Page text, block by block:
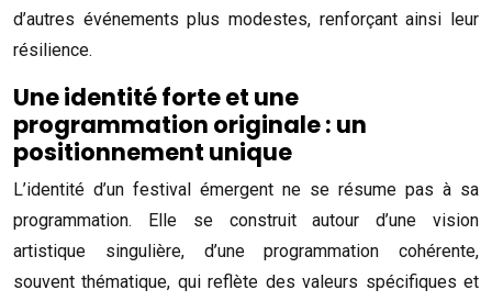
d’autres événements plus modestes, renforçant ainsi leur
résilience.
Une identité forte et une
programmation originale : un
positionnement unique
L’identité d’un festival émergent ne se résume pas à sa
programmation. Elle se construit autour d’une vision
artistique singulière, d’une programmation cohérente,
souvent thématique, qui reflète des valeurs spécifiques et